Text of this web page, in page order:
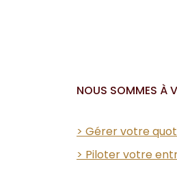
NOUS SOMMES À
> Gérer votre
> Piloter votre